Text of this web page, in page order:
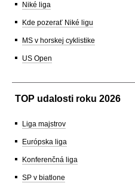
Niké liga
Kde pozerať Niké ligu
MS v horskej cyklistike
US Open
TOP udalosti roku 2026
Liga majstrov
Európska liga
Konferenčná liga
SP v biatlone